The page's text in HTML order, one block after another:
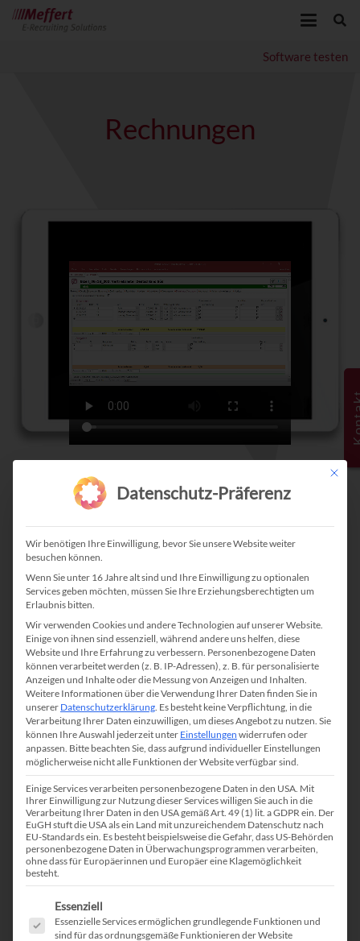
Software testen
Rechnungen
Funktionen
Mit dem MeffertWebRecruiter® &Recruiter® können Sie
direkt E-Rechnungen als PDF mit integrierter XML-Struktur
erzeugen. Sie bequem und vollautomatisch Ihre Rechnungen
aus den jeweiligen Projekten. Zudem haben Sie die
Möglichkeit, mit wenigen Klicks Rechnungslisten abzurufen,
Kosten sowie Einnahmen zu verwalten und detaillierte
wirtschaftliche Auswertungen zu erstellen.
Ihre Vorteile
Alles aus einer Hand – oder Software! Mit dem Meffert
Rechnungssoftware oder die aufwändige
Rechnungserstellung in Text-Tools sparen. Zudem erfüllen die
Mit
Datenschutz-Präferenz
Wir benötigen Ihre Einwilligung, bevor Sie unsere Website weiter
besuchen können.
Wenn Sie unter 16 Jahre alt sind und Ihre Einwilligung zu optionalen
Services geben möchten, müssen Sie Ihre Erziehungsberechtigten um
Erlaubnis bitten.
Wir verwenden Cookies und andere Technologien auf unserer Website.
Einige von ihnen sind essenziell, während andere uns helfen, diese
Website und Ihre Erfahrung zu verbessern. Personenbezogene Daten
können verarbeitet werden (z. B. IP-Adressen), z. B. für personalisierte
Anzeigen und Inhalte oder die Messung von Anzeigen und Inhalten.
Weitere Informationen über die Verwendung Ihrer Daten finden Sie in
unserer Datenschutzerklärung Es besteht keine Verpflichtung, in die
Verarbeitung Ihrer Daten einzuwilligen, um dieses Angebot zu nutzen. Sie
können Ihre Auswahl jederzeit unter Einstellungen widerrufen oder
anpassen. Bitte beachten Sie, dass aufgrund individueller Einstellungen
möglicherweise nicht alle Funktionen der Website verfügbar sind.
Einige Services verarbeiten personenbezogene Daten in den USA. Mit
Ihrer Einwilligung zur Nutzung dieser Services willigen Sie auch in die
Verarbeitung Ihrer Daten in den USA gemäß Art. 49 (1) lit. a GDPR ein. Der
EuGH stuft die USA als ein Land mit unzureichendem Datenschutz nach
EU-Standards ein. Es besteht beispielsweise die Gefahr, dass US-Behörden
personenbezogene Daten in Überwachungsprogrammen verarbeiten,
ohne dass für Europäerinnen und Europäer eine Klagemöglichkeit
besteht.
Es folgt eine Liste der Service-Gruppen, für die eine
Essenziell
Essenzielle Services ermöglichen grundlegende Funktionen und
sind für das ordnungsgemäße Funktionieren der Website